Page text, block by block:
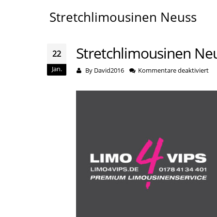
Stretchlimousinen Neuss
22
Jan.
Stretchlimousinen
By David2016 Kommentare deaktiviertfür